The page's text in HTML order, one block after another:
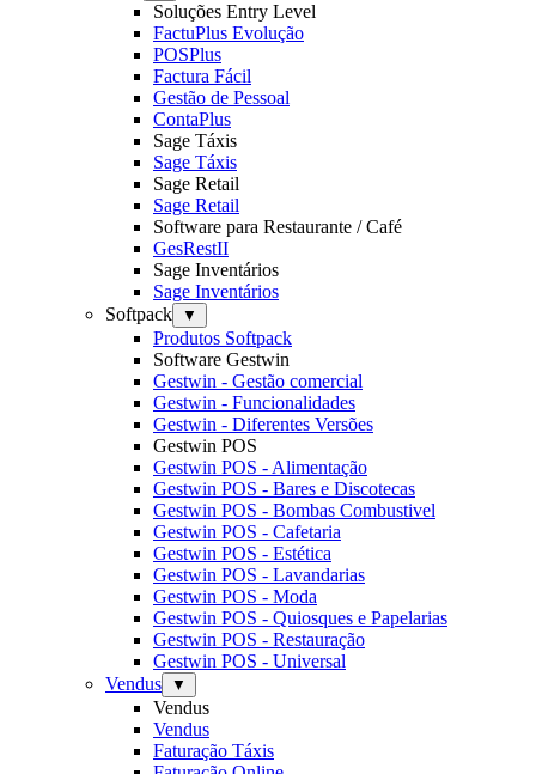
Soluções Entry Level
FactuPlus Evolução
POSPlus
Factura Fácil
Gestão de Pessoal
ContaPlus
Sage Táxis
Sage Táxis
Sage Retail
Sage Retail
Software para Restaurante / Café
GesRestII
Sage Inventários
Sage Inventários
Softpack
▼
Produtos Softpack
Software Gestwin
Gestwin - Gestão comercial
Gestwin - Funcionalidades
Gestwin - Diferentes Versões
Gestwin POS
Gestwin POS - Alimentação
Gestwin POS - Bares e Discotecas
Gestwin POS - Bombas Combustivel
Gestwin POS - Cafetaria
Gestwin POS - Estética
Gestwin POS - Lavandarias
Gestwin POS - Moda
Gestwin POS - Quiosques e Papelarias
Gestwin POS - Restauração
Gestwin POS - Universal
Vendus
▼
Vendus
Vendus
Faturação Táxis